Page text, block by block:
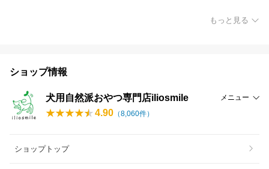
もっと見る
ショップ情報
犬用自然派おやつ専門店iliosmile メニュー
4.90 （8,060件）
ショップトップ